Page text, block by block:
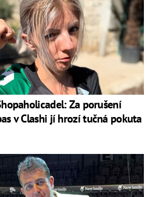
Za porušení
v Clashi jí hrozí tučná pokuta